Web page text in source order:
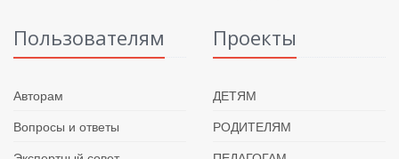
Пользователям
Авторам
Вопросы и ответы
Проекты
ДЕТЯМ
РОДИТЕЛЯМ